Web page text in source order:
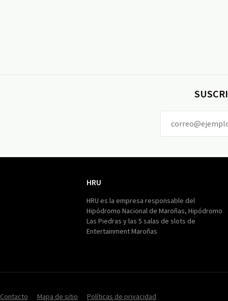
HRU
HRU es la empresa responsable del
Hipódromo Nacional de Maroñas, Hipódromo
Las Piedras y las 5 salas de slots de
Entertainment Maroñas
Contacto Mapa de sitio Políticas de privacidad